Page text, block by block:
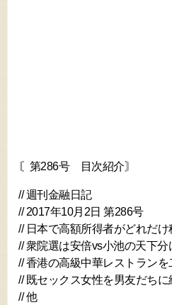
〘第286号 目次紹介〙
// 週刊金融日記
// 2017年10月2日 第286号
// 日本で高額所得者がどれだ
// 衆院選は安倍vs小池の天下
// 香港の高級中華レストランを
// 既セックス女性を男友だち
// 他